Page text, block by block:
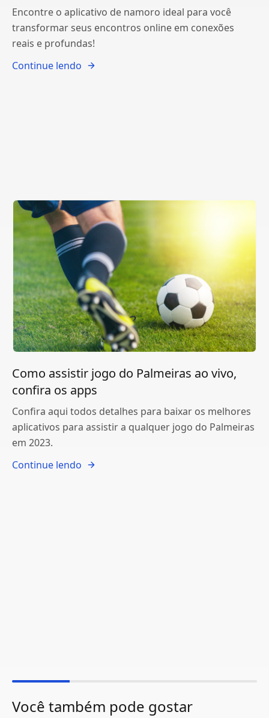
Encontre o aplicativo de namoro ideal para você
transformar seus encontros online em conexões
reais e profundas!
Continue lendo
Como assistir jogo do Palmeiras ao vivo,
confira os apps
Confira aqui todos detalhes para baixar os melhores
aplicativos para assistir a qualquer jogo do Palmeiras
em 2023.
Continue lendo
Você também pode gostar